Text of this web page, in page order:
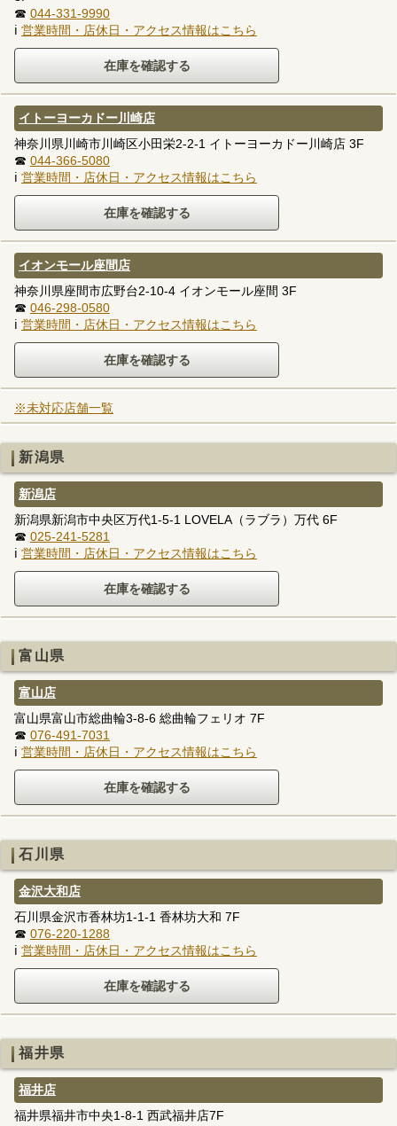
☎ 044-331-9990
ℹ 営業時間・店休日・アクセス情報はこちら
イトーヨーカドー川崎店
神奈川県川崎市川崎区小田栄2-2-1 イトーヨーカドー川崎店 3F
☎ 044-366-5080
ℹ 営業時間・店休日・アクセス情報はこちら
イオンモール座間店
神奈川県座間市広野台2-10-4 イオンモール座間 3F
☎ 046-298-0580
ℹ 営業時間・店休日・アクセス情報はこちら
※未対応店舗一覧
新潟県
新潟店
新潟県新潟市中央区万代1-5-1 LOVELA（ラブラ）万代 6F
☎ 025-241-5281
ℹ 営業時間・店休日・アクセス情報はこちら
富山県
富山店
富山県富山市総曲輪3-8-6 総曲輪フェリオ 7F
☎ 076-491-7031
ℹ 営業時間・店休日・アクセス情報はこちら
石川県
金沢大和店
石川県金沢市香林坊1-1-1 香林坊大和 7F
☎ 076-220-1288
ℹ 営業時間・店休日・アクセス情報はこちら
福井県
福井店
福井県福井市中央1-8-1 西武福井店7F